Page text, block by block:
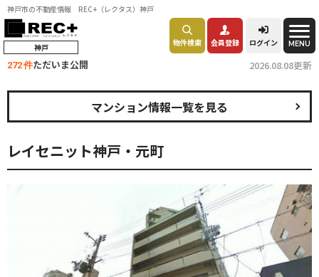
神戸市の不動産情報 REC+（レクタス）神戸
神戸 物件検索 会員登録 ログイン MENU
272 件ただいま公開 2026.08.08更新
レイセニット神戸・元町
マンション情報一覧を見る